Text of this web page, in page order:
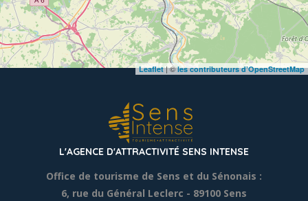
Leaflet| ©les contributeurs d’OpenStreetMap
L'AGENCE D'ATTRACTIVITÉ SENS INTENSE
Office de tourisme de Sens et du Sénonais :
6, rue du Général Leclerc - 89100 Sens